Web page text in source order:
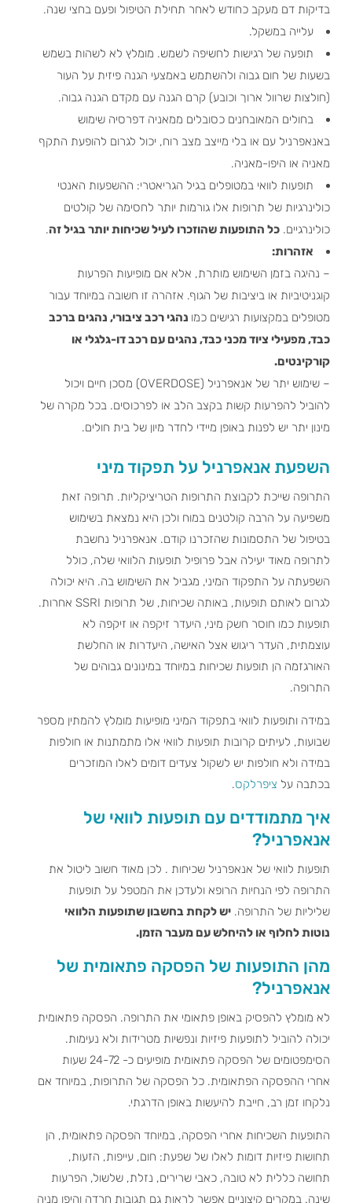
בדיקות דם מעקב כחודש לאחר תחילת הטיפול ופעם בחצי שנה.
עלייה במשקל.
תופעה של רגישות לחשיפה לשמש. מומלץ לא לשהות בשמש
בשעות של חום גבוה ולהשתמש באמצעי הגנה פיזית על העור
(חולצות שרוול ארוך וכובע) קרם הגנה עם מקדם הגנה גבוה.
בחולים המאובחנים כסובלים ממאניה דפרסיה שימוש
באנאפרניל עם או בלי מייצב מצב רוח, יכול לגרום להופעת התקף
מאניה או היפו-מאניה.
תופעות לוואי במטופלים בגיל הגריאטרי: ההשפעות האנטי
כולינרגיות של תרופות אלו גורמות יותר לחסימה של קולטים
כולינרגיים. כל התופעות שהוזכרו לעיל שכיחות יותר בגיל זה.
אזהרות:
– נהיגה בזמן השימוש מותרת, אלא אם מופיעות הפרעות
קוגניטיביות או ביציבות של הגוף. אזהרה זו חשובה במיוחד עבור
מטופלים במקצועות רגישים כמו נהגי רכב ציבורי, נהגים ברכב
כבד, מפעילי ציוד מכני כבד, נהגים עם רכב דו-גלגלי או
קורקינטים.
– שימוש יתר של אנאפרניל (OVERDOSE) מסכן חיים ויכול
להוביל להפרעות קשות בקצב הלב או לפרכוסים. בכל מקרה של
מינון יתר יש לפנות באופן מיידי לחדר מיון של בית חולים.
השפעת אנאפרניל על תפקוד מיני
התרופה שייכת לקבוצת התרופות הטריציקליות. תרופה זאת
משפיעה על הרבה קולטנים במוח ולכן היא נמצאת בשימוש
בטיפול של התסמונות שהזכרנו קודם. אנאפרניל נחשבת
לתרופה מאוד יעילה אבל פרופיל תופעות הלוואי שלה, כולל
השפעתה על התפקוד המיני, מגביל את השימוש בה. היא יכולה
לגרום לאותם תופעות, באותה שכיחות, של תרופות SSRI אחרות.
תופעות כמו חוסר חשק מיני, היעדר זיקפה או זיקפה לא
עוצמתית, העדר ריגוש אצל האישה, היעדרות או החלשת
האורגזמה הן תופעות שכיחות במיוחד במינונים גבוהים של
התרופה.
במידה ותופעות לוואי בתפקוד המיני מופיעות מומלץ להמתין מספר
שבועות, לעיתים קרובות תופעות לוואי אלו מתמתנות או חולפות
במידה ולא חולפות יש לשקול צעדים דומים לאלו המוזכרים
בכתבה על ציפרלקס.
איך מתמודדים עם תופעות לוואי של
אנאפרניל?
תופעות לוואי של אנאפרניל שכיחות . לכן מאוד חשוב ליטול את
התרופה לפי הנחיות הרופא ולעדכן את המטפל על תופעות
שליליות של התרופה. יש לקחת בחשבון שתופעות הלוואי
נוטות לחלוף או להיחלש עם מעבר הזמן.
מהן התופעות של הפסקה פתאומית של
אנאפרניל?
לא מומלץ להפסיק באופן פתאומי את התרופה. הפסקה פתאומית
יכולה להוביל לתופעות פיזיות ונפשיות מטרידות ולא נעימות.
הסימפטומים של הפסקה פתאומית מופיעים כ- 24-72 שעות
אחרי ההפסקה הפתאומית. כל הפסקה של התרופות, במיוחד אם
נלקחו זמן רב, חייבת להיעשות באופן הדרגתי.
התופעות השכיחות אחרי הפסקה, במיוחד הפסקה פתאומית, הן
תחושות פיזיות דומות לאלו של שפעת: חום, עייפות, הזעות,
תחושה כללית לא טובה, כאבי שרירים, נזלת, שלשול, הפרעות
שינה. במקרים קיצוניים אפשר לראות גם תגובות חרדה והיפו מניה